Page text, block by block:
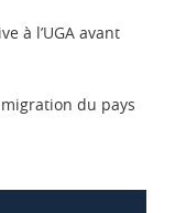
à l’UGA avant
du pays